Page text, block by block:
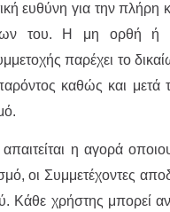
ευθύνη για την πλήρη
του. Η μη ορθή ή
παρέχει το
καθώς και μετά
η αγορά
οι Συμμετέχοντες
Κάθε χρήστης μπορεί